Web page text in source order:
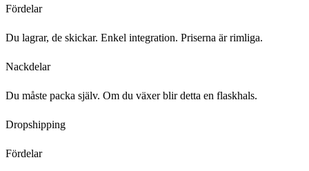
Fördelar
Du lagrar, de skickar. Enkel integration. Priserna är rimliga.
Nackdelar
Du måste packa själv. Om du växer blir detta en flaskhals.
Dropshipping
Fördelar